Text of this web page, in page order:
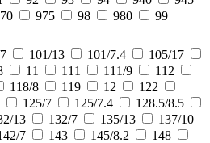
975 98 980
99
101/13 101/7.4
105/17
11 111 111/9
112
118/8 119 12
122
125/7 125/7.4
128.5/8.5
13 132/7 135/13
137/10
7 143 145/8.2
148